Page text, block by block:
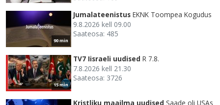
90 min
Jumalateenistus EKNK Toompea Kogudus
9.8.2026 kell 09.00
Saateosa: 485
15 min
TV7 Iisraeli uudised R 7.8.
7.8.2026 kell 21.30
Saateosa: 3726
Kristliku maailma uudised Saade oli USAs